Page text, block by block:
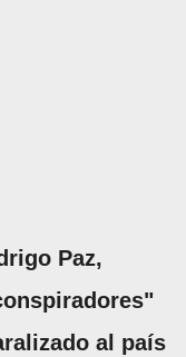
Paz,
al país